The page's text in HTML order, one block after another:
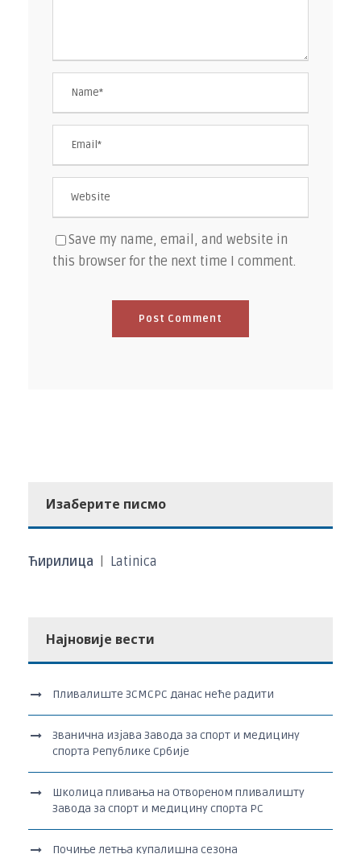
Save my name, email, and website in
this browser for the next time I comment.
Изаберите писмо
Ћирилица Latinica
Најновије вести
Пливалиште ЗСМСРС данас неће радити
Званична изјава Завода за спорт и медицину
спорта Републике Србије
Школица пливања на Отвореном пливалишту
Завода за спорт и медицину спорта РС
Почиње летња купалишна сезона